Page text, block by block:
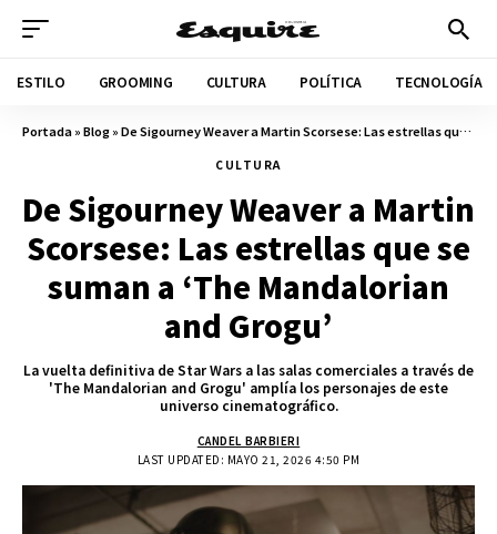
ESTILO GROOMING CULTURA POLÍTICA TECNOLOGÍA
Portada»Blog»De Sigourney Weaver a Martin Scorsese: Las estrellas que se suman a ‘The Mandalorian and Grogu’
CULTURA
De Sigourney Weaver a Martin
Scorsese: Las estrellas que se
suman a ‘The Mandalorian
and Grogu’
La vuelta definitiva de Star Wars a las salas comerciales a través de
'The Mandalorian and Grogu' amplía los personajes de este
universo cinematográfico.
LAST UPDATED: MAYO 21, 2026 4:50 PM
CANDEL BARBIERI